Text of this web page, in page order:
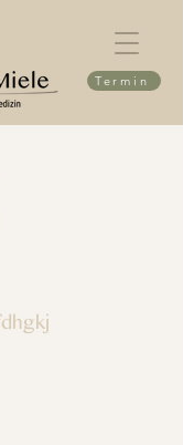
Termin